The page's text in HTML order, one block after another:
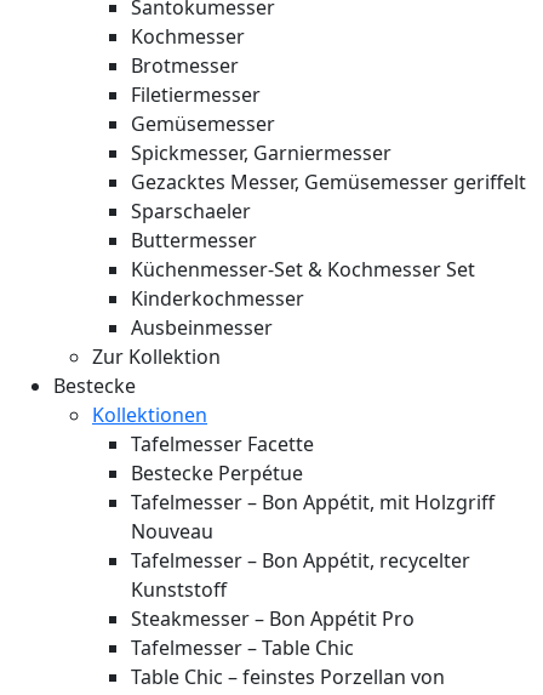
Santokumesser
Kochmesser
Brotmesser
Filetiermesser
Gemüsemesser
Spickmesser, Garniermesser
Gezacktes Messer, Gemüsemesser geriffelt
Sparschaeler
Buttermesser
Küchenmesser-Set & Kochmesser Set
Kinderkochmesser
Ausbeinmesser
Zur Kollektion
Bestecke
Kollektionen
Tafelmesser Facette
Bestecke Perpétue
Tafelmesser – Bon Appétit, mit Holzgriff
Nouveau
Tafelmesser – Bon Appétit, recycelter
Kunststoff
Steakmesser – Bon Appétit Pro
Tafelmesser – Table Chic
Table Chic – feinstes Porzellan von